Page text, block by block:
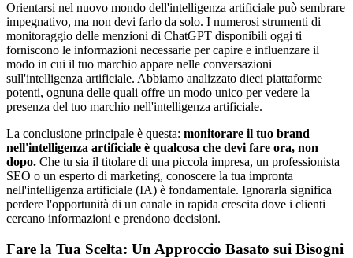
Orientarsi nel nuovo mondo dell'intelligenza artificiale può sembrare
impegnativo, ma non devi farlo da solo. I numerosi strumenti di
monitoraggio delle menzioni di ChatGPT disponibili oggi ti
forniscono le informazioni necessarie per capire e influenzare il
modo in cui il tuo marchio appare nelle conversazioni
sull'intelligenza artificiale. Abbiamo analizzato dieci piattaforme
potenti, ognuna delle quali offre un modo unico per vedere la
presenza del tuo marchio nell'intelligenza artificiale.
La conclusione principale è questa: monitorare il tuo brand
nell'intelligenza artificiale è qualcosa che devi fare ora, non
dopo. Che tu sia il titolare di una piccola impresa, un professionista
SEO o un esperto di marketing, conoscere la tua impronta
nell'intelligenza artificiale (IA) è fondamentale. Ignorarla significa
perdere l'opportunità di un canale in rapida crescita dove i clienti
cercano informazioni e prendono decisioni.
Fare la Tua Scelta: Un Approccio Basato sui Bisogni